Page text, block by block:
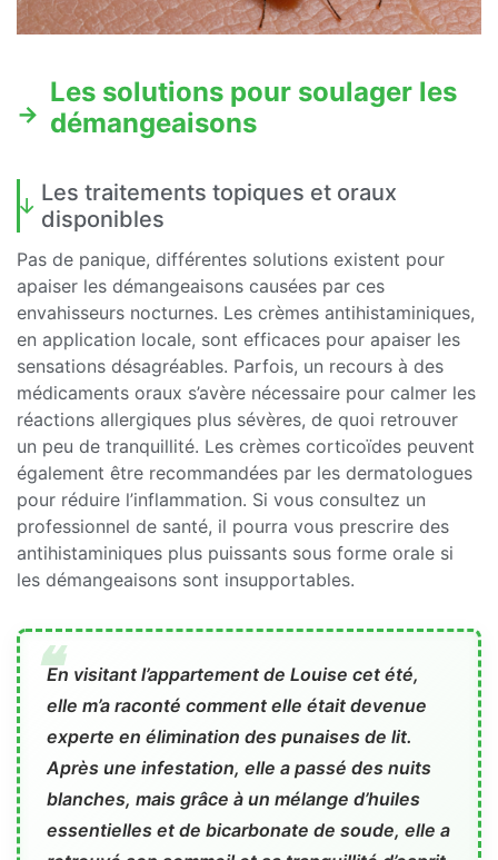
Les solutions pour soulager les
démangeaisons
Les traitements topiques et oraux
disponibles
Pas de panique, différentes solutions existent pour
apaiser les démangeaisons causées par ces
envahisseurs nocturnes. Les crèmes antihistaminiques,
en application locale, sont efficaces pour apaiser les
sensations désagréables. Parfois, un recours à des
médicaments oraux s’avère nécessaire pour calmer les
réactions allergiques plus sévères, de quoi retrouver
un peu de tranquillité. Les crèmes corticoïdes peuvent
également être recommandées par les dermatologues
pour réduire l’inflammation. Si vous consultez un
professionnel de santé, il pourra vous prescrire des
antihistaminiques plus puissants sous forme orale si
les démangeaisons sont insupportables.
En visitant l’appartement de Louise cet été,
elle m’a raconté comment elle était devenue
experte en élimination des punaises de lit.
Après une infestation, elle a passé des nuits
blanches, mais grâce à un mélange d’huiles
essentielles et de bicarbonate de soude, elle a